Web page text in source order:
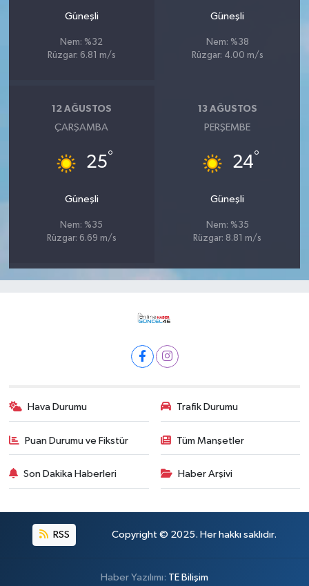
Güneşli
Nem: %32
Rüzgar: 6.81 m/s
Güneşli
Nem: %38
Rüzgar: 4.00 m/s
12 AĞUSTOS
ÇARŞAMBA
25°
Güneşli
Nem: %35
Rüzgar: 6.69 m/s
13 AĞUSTOS
PERŞEMBE
24°
Güneşli
Nem: %35
Rüzgar: 8.81 m/s
Hava Durumu Trafik Durumu
Puan Durumu ve Fikstür Tüm Manşetler
Son Dakika Haberleri Haber Arşivi
RSS Copyright © 2025. Her hakkı saklıdır.
Haber Yazılımı: TE Bilişim